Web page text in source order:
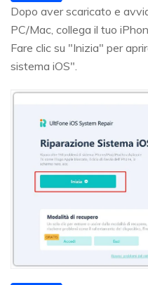
Dopo aver scaricato e
PC/Mac, collega il tuo
Fare clic su "Inizia" per
sistema iOS".